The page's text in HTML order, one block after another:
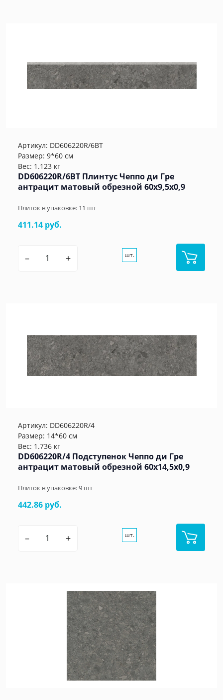
Артикул: DD606220R/6BT
Размер: 9*60 см
Вес: 1.123 кг
DD606220R/6BT Плинтус Чеппо ди Гре
антрацит матовый обрезной 60x9,5x0,9
Плиток в упаковке: 11 шт
411.14 руб.
– + шт.
Артикул: DD606220R/4
Размер: 14*60 см
Вес: 1.736 кг
DD606220R/4 Подступенок Чеппо ди Гре
антрацит матовый обрезной 60x14,5x0,9
Плиток в упаковке:9 шт
442.86 руб.
– + шт.